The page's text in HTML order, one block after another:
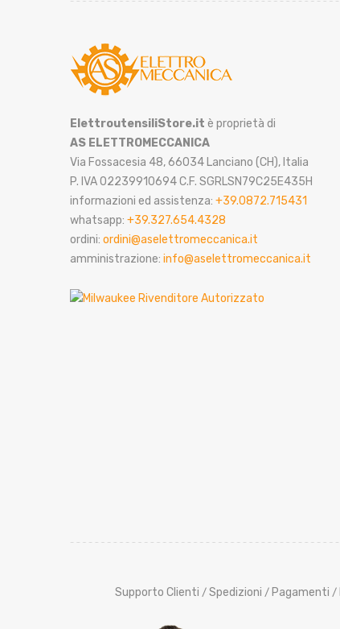
ElettroutensiliStore.it è proprietà di
AS ELETTROMECCANICA
Via Fossacesia 48, 66034 Lanciano (CH), Italia
P. IVA 02239910694 C.F. SGRLSN79C25E435H
informazioni ed assistenza: +39.0872.715431
whatsapp: +39.327.654.4328
ordini: ordini@aselettromeccanica.it
amministrazione: info@aselettromeccanica.it
Supporto Clienti / Spedizioni / Pagamenti /